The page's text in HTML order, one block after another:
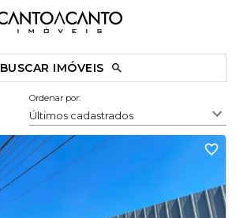
BUSCAR IMÓVEIS
Ordenar por:
Últimos cadastrados